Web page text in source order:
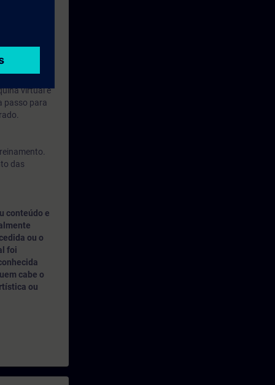
após o
virtual é
passo para
das
conteúdo e
ou o
foi
cabe o
ou